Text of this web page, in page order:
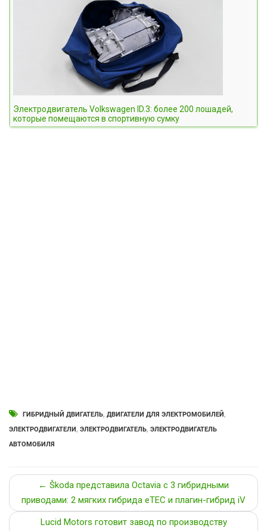
Электродвигатель Volkswagen ID.3: более 200 лошадей,
которые помещаются в спортивную сумку
ГИБРИДНЫЙ ДВИГАТЕЛЬ, ДВИГАТЕЛИ ДЛЯ ЭЛЕКТРОМОБИЛЕЙ,
ЭЛЕКТРОДВИГАТЕЛИ, ЭЛЕКТРОДВИГАТЕЛЬ, ЭЛЕКТРОДВИГАТЕЛЬ
АВТОМОБИЛЯ
← Škoda представила Octavia с 3 гибридными
приводами: 2 мягких гибрида eTEC и плагин-гибрид iV
Lucid Motors готовит завод по производству